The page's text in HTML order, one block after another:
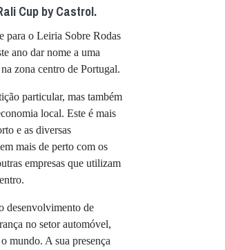
Cup by Castrol.
para o Leiria Sobre Rodas
ano dar nome a uma
zona centro de Portugal.
particular, mas também
local. Este é mais
e as diversas
mais de perto com os
empresas que utilizam
desenvolvimento de
no setor automóvel,
mundo. A sua presença